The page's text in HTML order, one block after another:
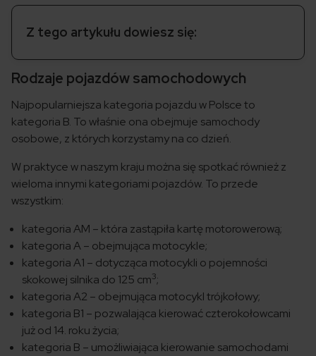
Z tego artykułu dowiesz się:
Rodzaje pojazdów samochodowych
Najpopularniejsza kategoria pojazdu w Polsce to
kategoria B. To właśnie ona obejmuje samochody
osobowe, z których korzystamy na co dzień.
W praktyce w naszym kraju można się spotkać również z
wieloma innymi kategoriami pojazdów. To przede
wszystkim:
kategoria AM – która zastąpiła kartę motorowerową;
kategoria A – obejmująca motocykle;
kategoria A1 – dotycząca motocykli o pojemności
skokowej silnika do 125 cm3;
kategoria A2 – obejmująca motocykl trójkołowy;
kategoria B1 – pozwalająca kierować czterokołowcami
już od 14. roku życia;
kategoria B – umożliwiająca kierowanie samochodami